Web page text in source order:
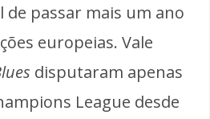
de passar mais um ano
europeias. Vale
disputaram apenas
League desde